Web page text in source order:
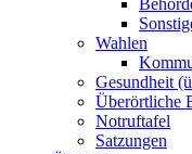
Wahlen
Gesundheit
Überörtliche
Notruftafel
Satzungen